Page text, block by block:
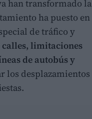
han transformado la
ha puesto en
de tráfico y
calles, limitaciones
de autobús y
los desplazamientos